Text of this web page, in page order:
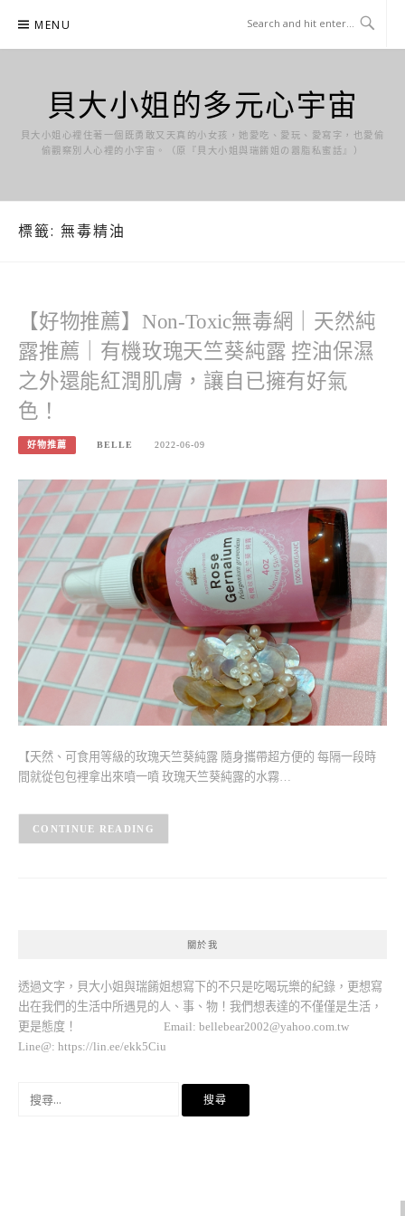
content
MENU
貝大小姐的多元心宇宙
貝大小姐心裡住著一個既勇敢又天真的小女孩，她愛吃、愛玩、愛寫字，也愛偷
偷觀察別人心裡的小宇宙。（原『貝大小姐與瑞餚姐の囂脂私蜜話』）
標籤: 無毒精油
【好物推薦】Non-Toxic無毒網｜天然純
露推薦｜有機玫瑰天竺葵純露 控油保濕
之外還能紅潤肌膚，讓自已擁有好氣
色！
好物推薦 BELLE 2022-06-09
【天然、可食用等級的玫瑰天竺葵純露 隨身攜帶超方便的 每隔一段時
間就從包包裡拿出來噴一噴 玫瑰天竺葵純露的水霧…
CONTINUE READING
關於我
透過文字，貝大小姐與瑞餚姐想寫下的不只是吃喝玩樂的紀錄，更想寫
出在我們的生活中所遇見的人、事、物！我們想表達的不僅僅是生活，
更是態度！ Email: bellebear2002@yahoo.com.tw
Line@: https://lin.ee/ekk5Ciu